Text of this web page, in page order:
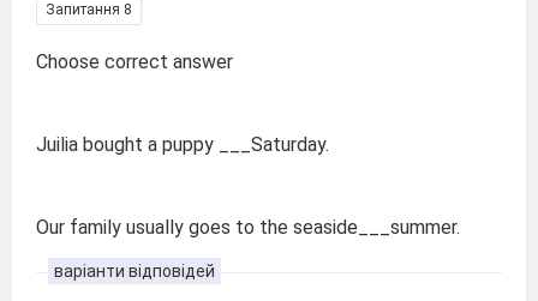
Запитання 8
Choose correct answer
Juilia bought a puppy ___Saturday.
Our family usually goes to the seaside___summer.
варіанти відповідей